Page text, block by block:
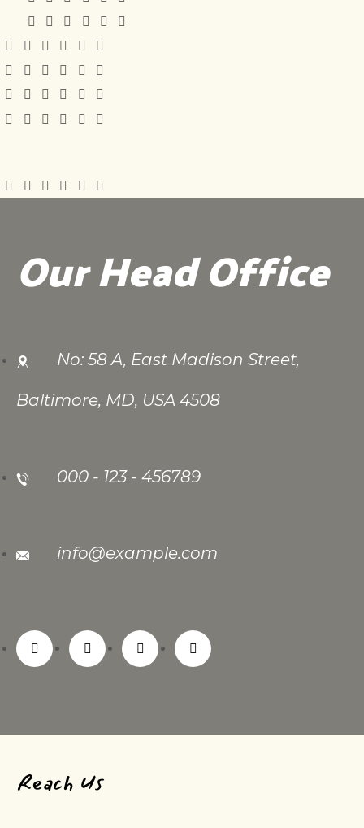
Our Head Office
No: 58 A, East Madison Street,
Baltimore, MD, USA 4508
000 - 123 - 456789
info@example.com
Reach Us